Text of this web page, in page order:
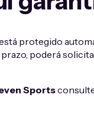
protegido
poderá
Sports